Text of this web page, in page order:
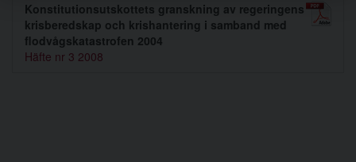
Konstitutionsutskottets granskning av regeringens
krisberedskap och krishantering i samband med
flodvågskatastrofen 2004
Häfte nr 3 2008